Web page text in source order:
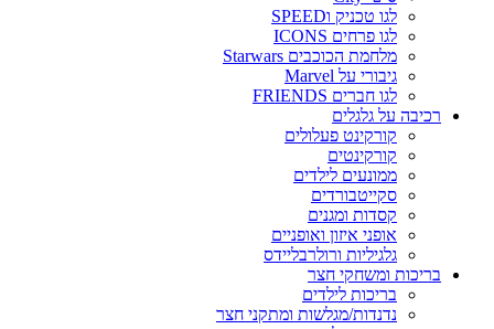
לגו טכניק וSPEED
לגו פרחים ICONS
מלחמת הכוכבים Starwars
גיבורי על Marvel
לגו חברים FRIENDS
רכיבה על גלגלים
קורקינט פעלולים
קורקינטים
ממונעים לילדים
סקייטבורדים
קסדות ומגנים
אופני איזון ואופניים
גלגיליות ורולרבליידס
בריכות ומשחקי חצר
בריכות לילדים
נדנדות/מגלשות ומתקני חצר